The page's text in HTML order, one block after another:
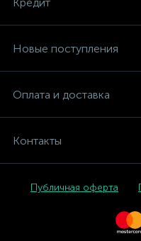
Новые поступления
Оплата и доставка
Контакты
Публичная оферта